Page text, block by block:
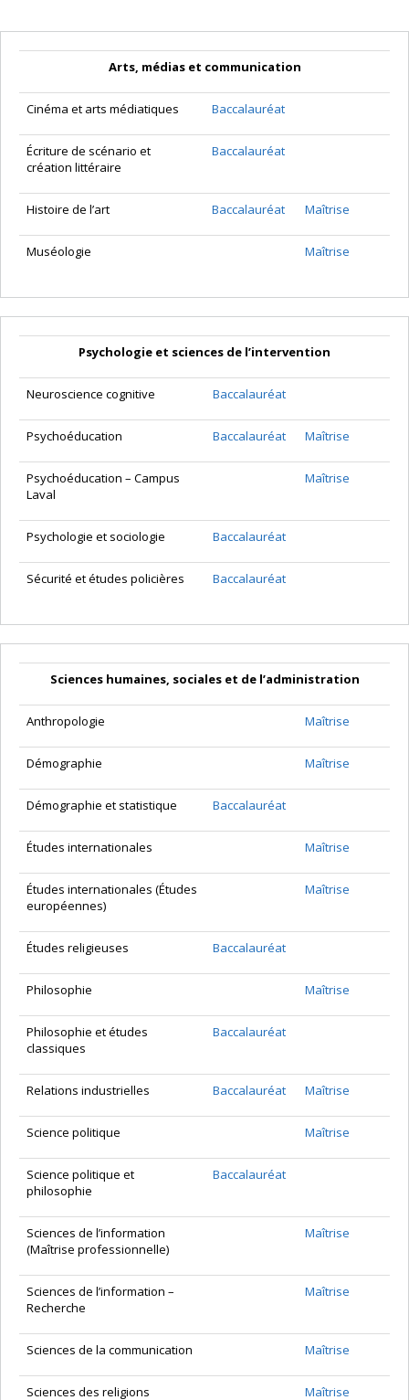
Arts, médias et communication
Cinéma et arts médiatiques Baccalauréat
Écriture de scénario et
création littéraire
Baccalauréat
Histoire de l’art Baccalauréat Maîtrise
Muséologie Maîtrise
Psychologie et sciences de l’intervention
Neuroscience cognitive Baccalauréat
Psychoéducation Baccalauréat Maîtrise
Psychoéducation – Campus
Laval
Maîtrise
Psychologie et sociologie Baccalauréat
Sécurité et études policières Baccalauréat
Sciences humaines, sociales et de l’administration
Anthropologie Maîtrise
Démographie Maîtrise
Démographie et statistique Baccalauréat
Études internationales Maîtrise
Études internationales (Études
européennes)
Maîtrise
Études religieuses Baccalauréat
Philosophie Maîtrise
Philosophie et études
classiques
Baccalauréat
Relations industrielles Baccalauréat Maîtrise
Science politique Maîtrise
Science politique et
philosophie
Baccalauréat
Sciences de l’information
(Maîtrise professionnelle)
Maîtrise
Sciences de l’information –
Recherche
Maîtrise
Sciences de la communication Maîtrise
Sciences des religions Maîtrise